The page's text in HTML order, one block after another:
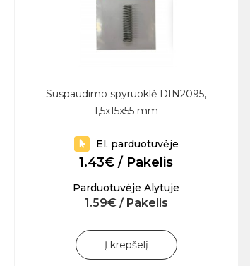
Suspaudimo spyruoklė DIN2095,
1,5x15x55 mm
El. parduotuvėje
1.43€ / Pakelis
Parduotuvėje Alytuje
1.59€ / Pakelis
Į krepšelį